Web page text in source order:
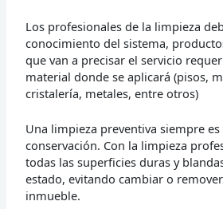
Los profesionales de la limpieza
conocimiento del sistema,
que van a precisar el servicio
material donde se aplicará (pisos,
cristalería, metales, entre otros)
Una limpieza preventiva siempre
conservación. Con la limpieza
todas las superficies duras y
estado, evitando cambiar o
inmueble.